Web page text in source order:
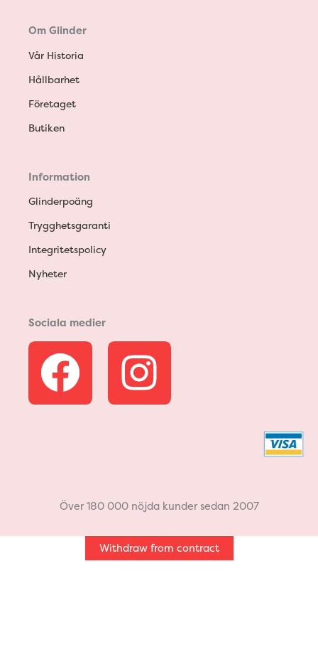
Om Glinder
Vår Historia
Hållbarhet
Företaget
Butiken
Information
Glinderpoäng
Trygghetsgaranti
Integritetspolicy
Nyheter
Sociala medier
F
a
b
o
I
n
a
g
Över 180 000 nöjda kunder sedan 2007
Withdraw from contract